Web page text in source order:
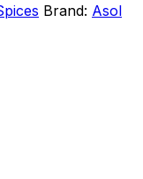
Brand: Asol